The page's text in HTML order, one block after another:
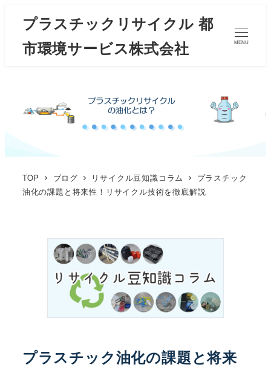
プラスチックリサイクル 都
市環境サービス株式会社
MENU
TOP ブログ リサイクル豆知識コラム
プラスチック
油化の課題と将来性！リサイクル技術を徹底解説
プラスチック油化の課題と将来